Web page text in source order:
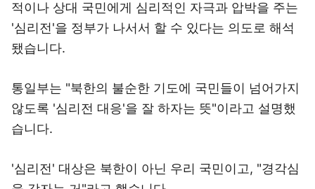
적이나 상대 국민에게 심리적인 자극과 압박을 주는
'심리전'을 정부가 나서서 할 수 있다는 의도로 해석
됐습니다.
통일부는 "북한의 불순한 기도에 국민들이 넘어가지
않도록 '심리전 대응'을 잘 하자는 뜻"이라고 설명했
습니다.
'심리전' 대상은 북한이 아닌 우리 국민이고, "경각심